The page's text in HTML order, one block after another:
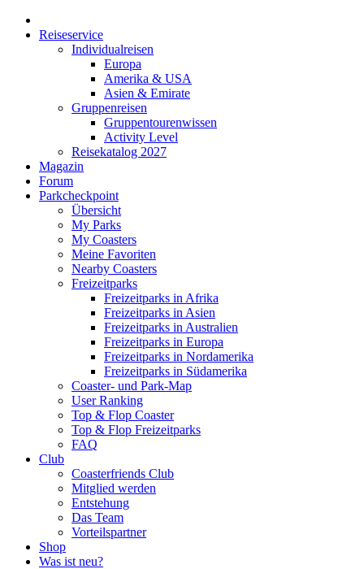
Reiseservice
Individualreisen
Europa
Amerika & USA
Asien & Emirate
Gruppenreisen
Gruppentourenwissen
Activity Level
Reisekatalog 2027
Magazin
Forum
Parkcheckpoint
Übersicht
My Parks
My Coasters
Meine Favoriten
Nearby Coasters
Freizeitparks
Freizeitparks in Afrika
Freizeitparks in Asien
Freizeitparks in Australien
Freizeitparks in Europa
Freizeitparks in Nordamerika
Freizeitparks in Südamerika
Coaster- und Park-Map
User Ranking
Top & Flop Coaster
Top & Flop Freizeitparks
FAQ
Club
Coasterfriends Club
Mitglied werden
Entstehung
Das Team
Vorteilspartner
Shop
Was ist neu?